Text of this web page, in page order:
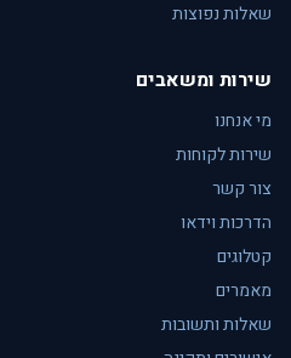
שאלות נפוצות
שירות ומשאבים
מי אנחנו
שירות לקוחות
צור קשר
הדרכות וידאו
קטלוגים
מאמרים
שאלות ותשובות